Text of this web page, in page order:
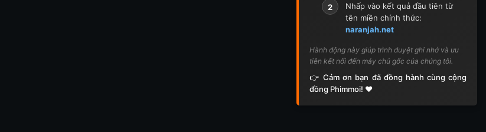
2
Nhấp vào kết quả đầu tiên từ
tên miền chính thức:
naranjah.net
Hành động này giúp trình duyệt ghi nhớ và ưu
tiên kết nối đến máy chủ gốc của chúng tôi.
👉 Cảm ơn bạn đã đồng hành cùng cộng
đồng Phimmoi! ❤️